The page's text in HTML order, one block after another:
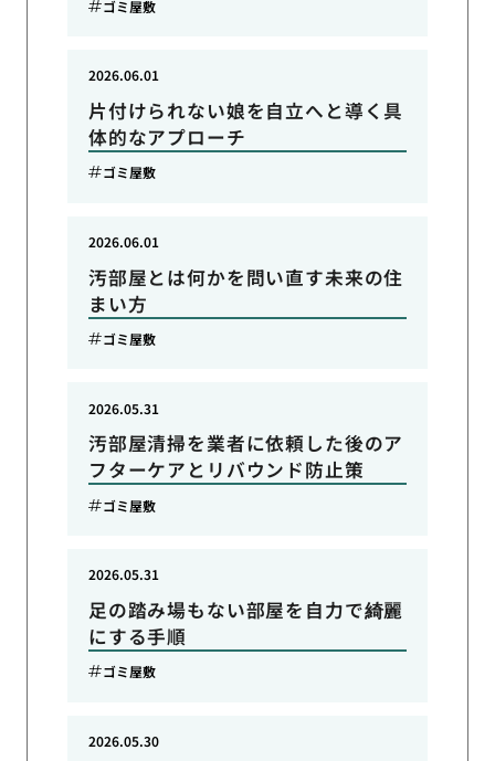
ゴミ屋敷
片付けられない娘を自立へと導く具
体的なアプローチ
2026.06.01
ゴミ屋敷
汚部屋とは何かを問い直す未来の住
まい方
2026.06.01
ゴミ屋敷
汚部屋清掃を業者に依頼した後のア
フターケアとリバウンド防止策
2026.05.31
ゴミ屋敷
足の踏み場もない部屋を自力で綺麗
にする手順
2026.05.31
ゴミ屋敷
2026.05.30